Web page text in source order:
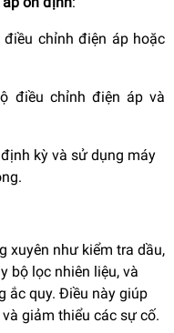
điều chỉnh điện áp hoặc
điều chỉnh điện áp và
kỳ và sử dụng máy
xuyên như kiểm tra dầu,
bộ lọc nhiên liệu, và
ắc quy. Điều này giúp
giảm thiểu các sự cố.